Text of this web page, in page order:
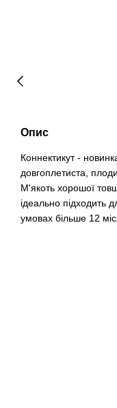
Опис
Коннектикут -
довгоплетиста,
М'якоть хорошої
ідеально підходить
умовах більше 12